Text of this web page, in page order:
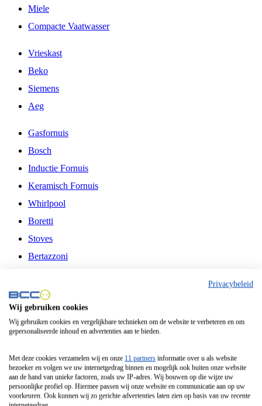
Miele
Compacte Vaatwasser
Vrieskast
Beko
Siemens
Aeg
Gasfornuis
Bosch
Inductie Fornuis
Keramisch Fornuis
Whirlpool
Boretti
Stoves
Bertazzoni
Fitelli
Airfryer
Frituurpan
Contactgrill
Broodbakmachine
Broodrooster
Privacybeleid
Wij gebruiken cookies
Wij gebruiken cookies en vergelijkbare technieken om de website te verbeteren en om
gepersonaliseerde inhoud en advertenties aan te bieden.
Met deze cookies verzamelen wij en onze 11 partners informatie over u als website
bezoeker en volgen we uw internetgedrag binnen en mogelijk ook buiten onze website
aan de hand van unieke factoren, zoals uw IP-adres. Wij bouwen op die wijze uw
persoonlijke profiel op. Hiermee passen wij onze website en communicatie aan op uw
voorkeuren. Ook kunnen wij zo gerichte advertenties laten zien op basis van uw recente